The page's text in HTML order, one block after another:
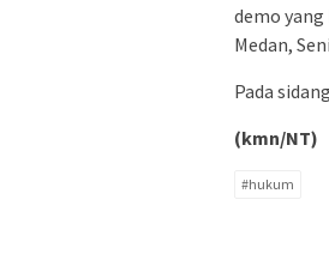
demo
Medan,
Pada
(kmn/NT)
#hukum